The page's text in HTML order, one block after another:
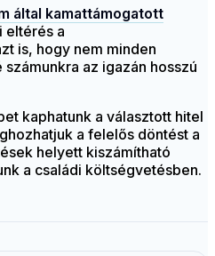
által kamattámogatott
eltérés a
is, hogy nem minden
az igazán hosszú
kaphatunk a választott hitel
a felelős döntést a
helyett kiszámítható
a családi költségvetésben.